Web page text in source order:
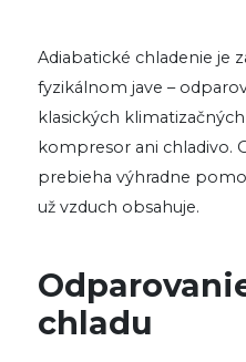
Adiabatické chladenie je
fyzikálnom jave –
klasických
kompresor ani chladivo.
prebieha výhradne
už vzduch obsahuje.
chladu